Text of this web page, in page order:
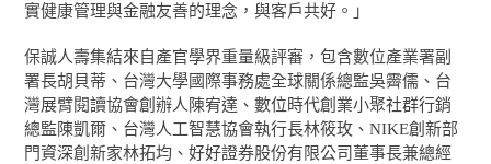
實健康管理與金融友善的理念，與客戶共好。」
保誠人壽集結來自產官學界重量級評審，包含數位產業署副
署長胡貝蒂、台灣大學國際事務處全球關係總監吳霽儒、台
灣展臂閱讀協會創辦人陳宥達、數位時代創業小聚社群行銷
總監陳凱爾、台灣人工智慧協會執行長林筱玫、NIKE創新部
門資深創新家林拓均、好好證券股份有限公司董事長兼總經